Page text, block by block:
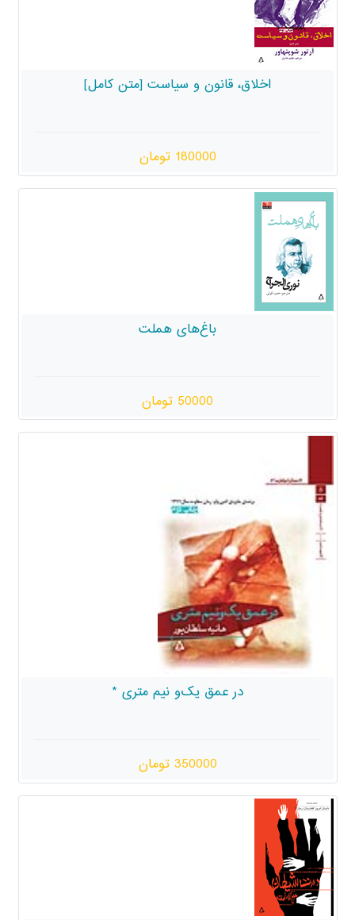
اخلاق، قانون و سیاست [متن کامل]
180000 تومان
باغ‌های هملت
در عمق یک‌و نیم متری *
350000 تومان